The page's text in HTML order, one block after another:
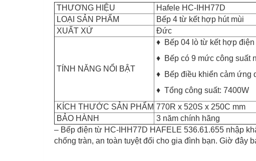
THƯƠNG HIỆU
Hafele HC-IHH77D
LOẠI SẢN PHẨM
Bếp 4 từ kết hợp hút mùi
XUẤT XỨ
Đức
TÍNH NĂNG NỔI BẬT
♦ Bếp 04 lò từ kết hợp
♦ Bếp có 9 mức công suất
♦ Bếp điều khiển cảm ứng
♦ Tổng công suất: 7400W
KÍCH THƯỚC SẢN PHẨM 770R x 520S x 250C mm
BẢO HÀNH
3 năm chính hãng
– Bếp điện từ HC-IHH77D HAFELE 536.61.655 nhập
chống tràn, an toàn tuyệt đối cho gia đình bạn. Giờ đây